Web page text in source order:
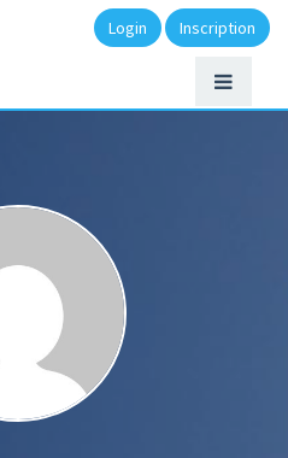
Login Inscription